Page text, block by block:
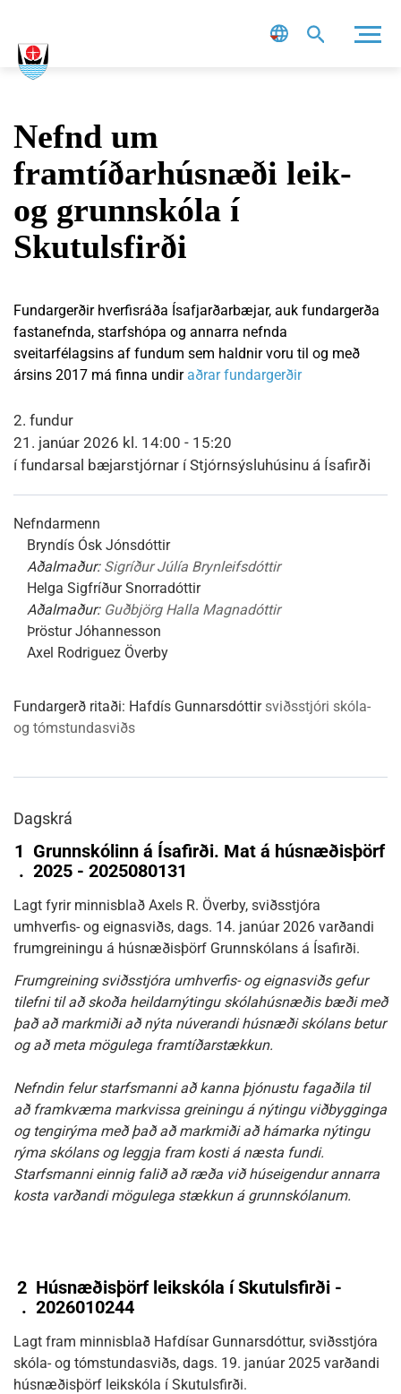
Nefnd um
framtíðarhúsnæði leik-
og grunnskóla í
Skutulsfirði
Fundargerðir hverfisráða Ísafjarðarbæjar, auk fundargerða
fastanefnda, starfshópa og annarra nefnda
sveitarfélagsins af fundum sem haldnir voru til og með
ársins 2017 má finna undir aðrar fundargerðir
2. fundur
21. janúar 2026 kl. 14:00 - 15:20
í fundarsal bæjarstjórnar í Stjórnsýsluhúsinu á Ísafirði
Nefndarmenn
Bryndís Ósk Jónsdóttir
Aðalmaður: Sigríður Júlía Brynleifsdóttir
Helga Sigfríður Snorradóttir
Aðalmaður: Guðbjörg Halla Magnadóttir
Þröstur Jóhannesson
Axel Rodriguez Överby
Fundargerð ritaði: Hafdís Gunnarsdóttir sviðsstjóri skóla-
og tómstundasviðs
Dagskrá
1
.
Grunnskólinn á Ísafirði. Mat á húsnæðisþörf
2025 - 2025080131
Lagt fyrir minnisblað Axels R. Överby, sviðsstjóra
umhverfis- og eignasviðs, dags. 14. janúar 2026 varðandi
frumgreiningu á húsnæðisþörf Grunnskólans á Ísafirði.
Frumgreining sviðsstjóra umhverfis- og eignasviðs gefur
tilefni til að skoða heildarnýtingu skólahúsnæðis bæði með
það að markmiði að nýta núverandi húsnæði skólans betur
og að meta mögulega framtíðarstækkun.
Nefndin felur starfsmanni að kanna þjónustu fagaðila til
að framkvæma markvissa greiningu á nýtingu viðbygginga
og tengirýma með það að markmiði að hámarka nýtingu
rýma skólans og leggja fram kosti á næsta fundi.
Starfsmanni einnig falið að ræða við húseigendur annarra
kosta varðandi mögulega stækkun á grunnskólanum.
2
.
Húsnæðisþörf leikskóla í Skutulsfirði -
2026010244
Lagt fram minnisblað Hafdísar Gunnarsdóttur, sviðsstjóra
skóla- og tómstundasviðs, dags. 19. janúar 2025 varðandi
húsnæðisþörf leikskóla í Skutulsfirði.